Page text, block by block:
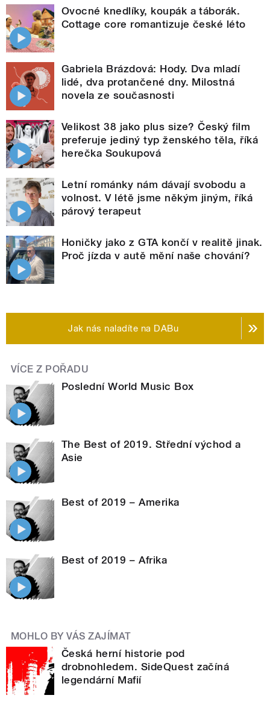
Ovocné knedlíky, koupák a táborák.
Cottage core romantizuje české léto
Gabriela Brázdová: Hody. Dva mladí
lidé, dva protančené dny. Milostná
novela ze současnosti
Velikost 38 jako plus size? Český film
preferuje jediný typ ženského těla, říká
herečka Soukupová
Letní románky nám dávají svobodu a
volnost. V létě jsme někým jiným, říká
párový terapeut
Honičky jako z GTA končí v realitě jinak.
Proč jízda v autě mění naše chování?
Jak nás naladíte na DABu
VÍCE Z POŘADU
Poslední World Music Box
The Best of 2019. Střední východ a
Asie
Best of 2019 – Amerika
Best of 2019 – Afrika
MOHLO BY VÁS ZAJÍMAT
Česká herní historie pod
drobnohledem. SideQuest začíná
legendární Mafií